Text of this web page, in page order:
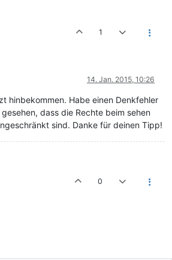
1
14. Jan. 2015, 10:26
hinbekommen. Habe einen Denkfehler
dass die Rechte beim sehen
sind. Danke für deinen Tipp!
0